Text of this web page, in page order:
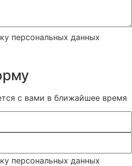
персональных данных
с вами в ближайшее время
персональных данных